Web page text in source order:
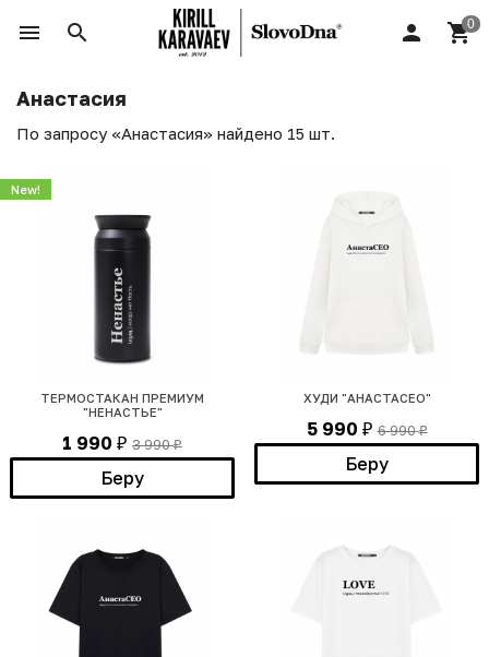
Анастасия
По запросу «Анастасия» найдено 15 шт.
ТЕРМОСТАКАН ПРЕМИУМ
"НЕНАСТЬЕ"
1 990 ₽ 3 990₽
Беру
New!
ХУДИ "АНАСТАСЕО"
5 990 ₽ 6 990₽
Беру